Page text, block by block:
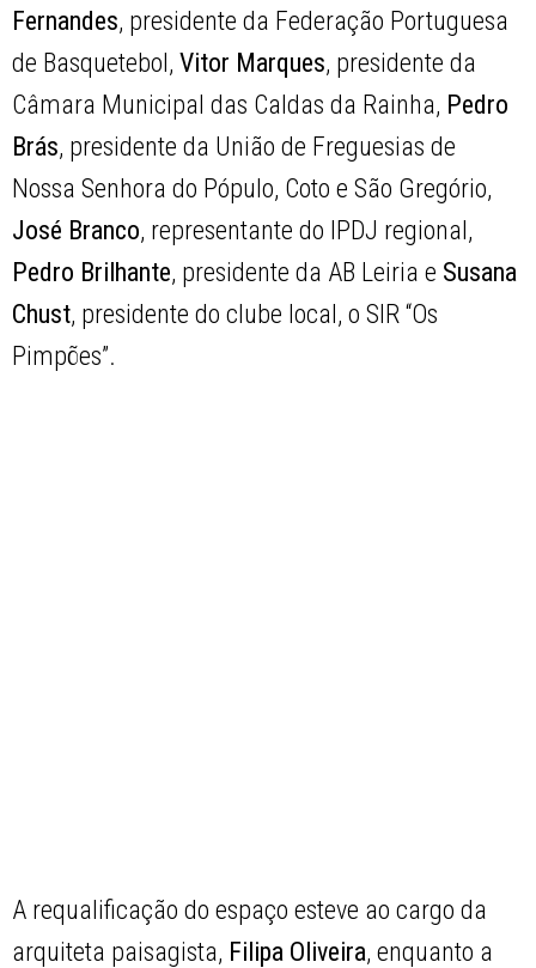
Fernandes, presidente da Federação Portuguesa
de Basquetebol,Vitor Marques, presidente da
Câmara Municipal das Caldas da Rainha, Pedro
Brás, presidente da União de Freguesias de
Nossa Senhora do Pópulo, Coto e São Gregório,
José Branco, representante do IPDJ regional,
Pedro Brilhante, presidente da AB Leiria e Susana
Chust, presidente do clube local, o SIR “Os
Pimpões”.
A requalificação do espaço esteve ao cargo da
arquiteta paisagista, Filipa Oliveira, enquanto a